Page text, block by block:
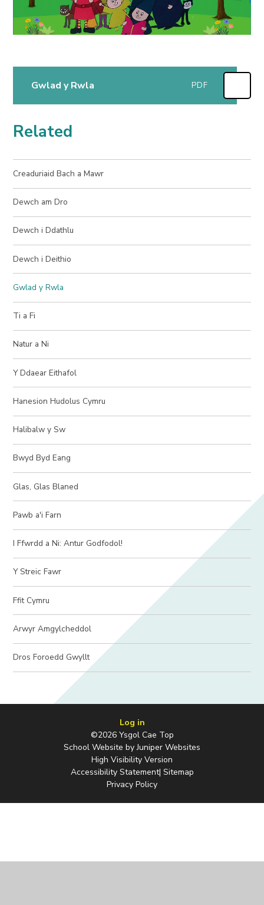
Gwlad y Rwla PDF
Related
Creaduriaid Bach a Mawr
Dewch am Dro
Dewch i Ddathlu
Dewch i Deithio
Gwlad y Rwla
Ti a Fi
Natur a Ni
Y Ddaear Eithafol
Hanesion Hudolus Cymru
Halibalw y Sw
Bwyd Byd Eang
Glas, Glas Blaned
Pawb a'i Farn
I Ffwrdd a Ni: Antur Godfodol!
Y Streic Fawr
Ffit Cymru
Arwyr Amgylcheddol
Dros Foroedd Gwyllt
Log in
©2026 Ysgol Cae Top
School Website byJuniper Websites
High Visibility Version
Accessibility Statement| Sitemap
Privacy Policy